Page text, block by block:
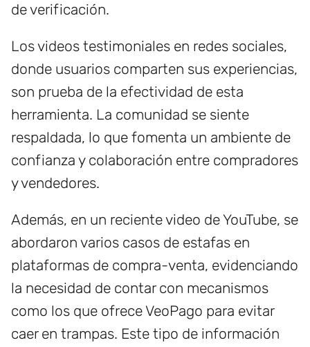
de verificación.
Los videos testimoniales en redes sociales,
donde usuarios comparten sus experiencias,
son prueba de la efectividad de esta
herramienta. La comunidad se siente
respaldada, lo que fomenta un ambiente de
confianza y colaboración entre compradores
y vendedores.
Además, en un reciente video de YouTube, se
abordaron varios casos de estafas en
plataformas de compra-venta, evidenciando
la necesidad de contar con mecanismos
como los que ofrece VeoPago para evitar
caer en trampas. Este tipo de información